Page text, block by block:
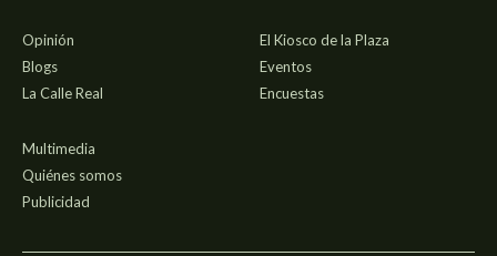
Opinión
Blogs
La Calle Real
El Kiosco de la Plaza
Eventos
Encuestas
Multimedia
Quiénes somos
Publicidad